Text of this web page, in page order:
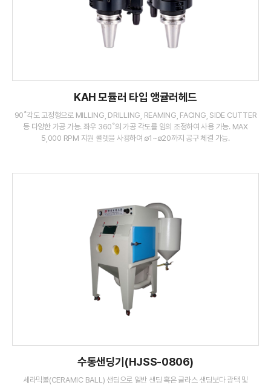
KAH 모듈러 타입 앵귤러헤드
90˚각도 고정형으로 MILLING, DRILLING, REAMING, FACING, SIDE CUTTER
등 다양한 가공 가능. 좌우 360˚의 가공 각도를 임의 조정하여 사용 가능. MAX
5,000 RPM 지원 콜렛을 사용하여 ∅1~∅20까지 공구 체결 가능.
수동샌딩기(HJSS-0806)
세라믹볼(CERAMIC BALL) 샌딩으로 일반 샌딩 혹은 글라스 샌딩보다 광택 및